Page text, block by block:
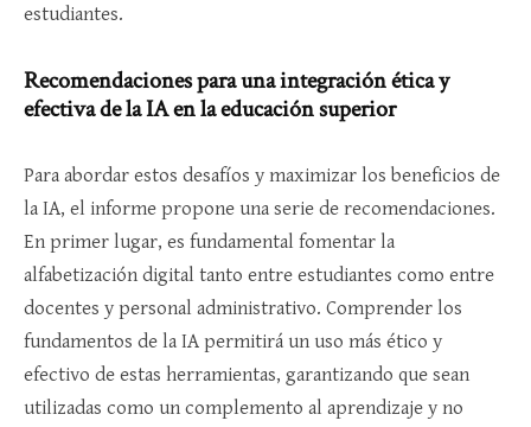
estudiantes.
Recomendaciones para una integración ética y
efectiva de la IA en la educación superior
Para abordar estos desafíos y maximizar los beneficios de
la IA, el informe propone una serie de recomendaciones.
En primer lugar, es fundamental fomentar la
alfabetización digital tanto entre estudiantes como entre
docentes y personal administrativo. Comprender los
fundamentos de la IA permitirá un uso más ético y
efectivo de estas herramientas, garantizando que sean
utilizadas como un complemento al aprendizaje y no